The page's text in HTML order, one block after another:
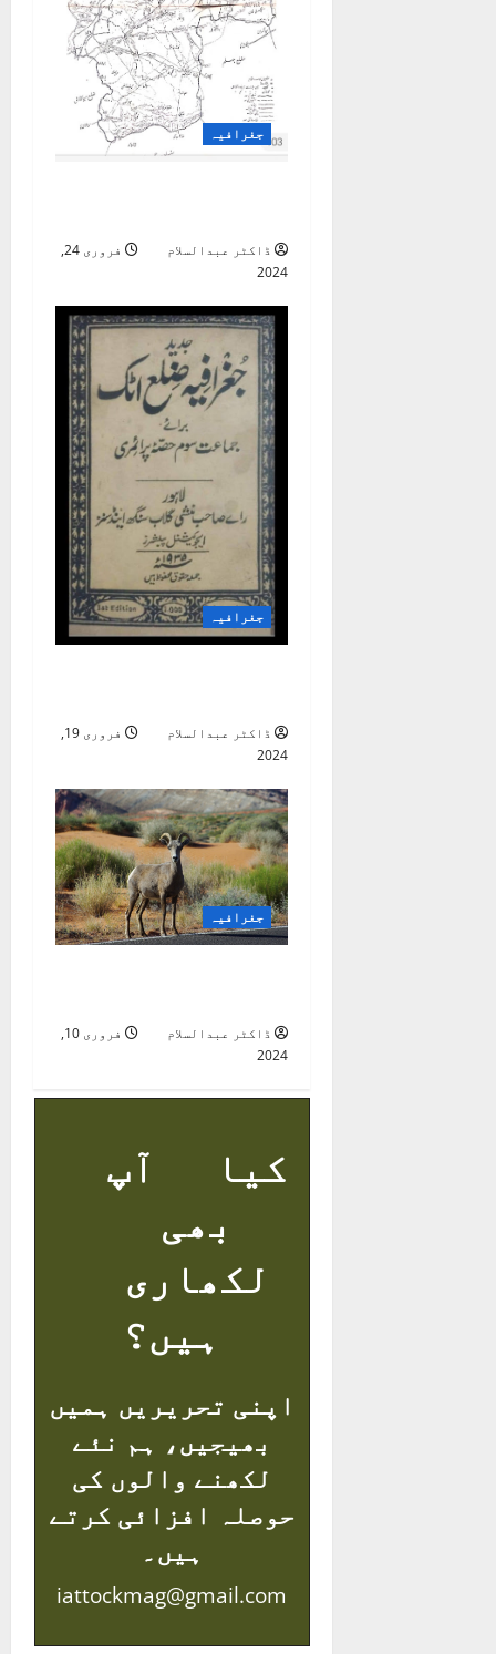
جغرافیہ
ڈاکٹر عبدالسلام
فروری 24,
2024
جغرافیہ
ڈاکٹر عبدالسلام
فروری 19,
2024
جغرافیہ
ڈاکٹر عبدالسلام
فروری 10,
2024
کیا آپ
بھی
لکھاری
ہیں؟
اپنی تحریریں ہمیں
بھیجیں، ہم نئے
لکھنے والوں کی
حوصلہ افزائی کرتے
ہیں۔
iattockmag@gmail.com